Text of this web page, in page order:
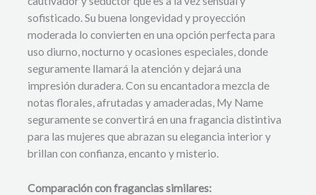
sofisticado. Su buena longevidad y proyección
moderada lo convierten en una opción perfecta para
uso diurno, nocturno y ocasiones especiales, donde
seguramente llamará la atención y dejará una
impresión duradera. Con su encantadora mezcla de
notas florales, afrutadas y amaderadas, My Name
seguramente se convertirá en una fragancia distintiva
para las mujeres que abrazan su elegancia interior y
brillan con confianza, encanto y misterio.
Comparación con fragancias similares: